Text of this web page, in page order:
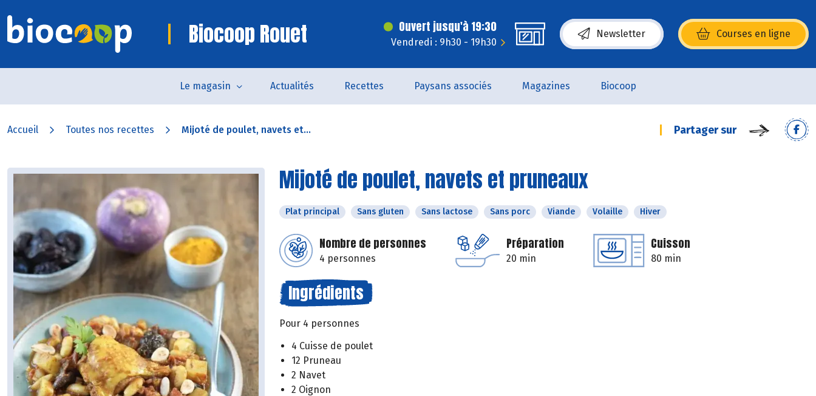
Biocoop Rouet Ouvert jusqu'à 19:30
Vendredi : 9h30 - 19h30
Newsletter Courses en ligne
(s’ouvre dans une nouvelle fenêtre)
Le magasin Actualités Recettes Paysans associés Magazines Biocoop
Accueil Toutes nos recettes Mijoté de poulet, navets et... Partager sur
Mijoté de poulet, navets et pruneaux
Plat principal Sans gluten Sans lactose Sans porc Viande Volaille Hiver
Nombre de personnes
4 personnes
Préparation
20 min
Cuisson
80 min
Ingrédients
Pour 4 personnes
4 Cuisse de poulet
12 Pruneau
2 Navet
2 Oignon